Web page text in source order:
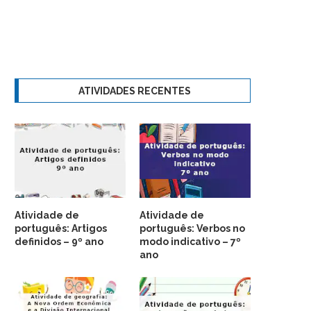
ATIVIDADES RECENTES
Atividade de
português: Artigos
definidos – 9º ano
Atividade de
português: Verbos no
modo indicativo – 7º
ano